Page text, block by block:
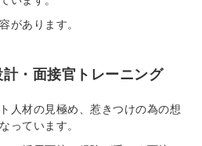
があります。
・面接官トレーニング
人材の見極め、惹きつけの為の想
っています。
※ログインIDとなります